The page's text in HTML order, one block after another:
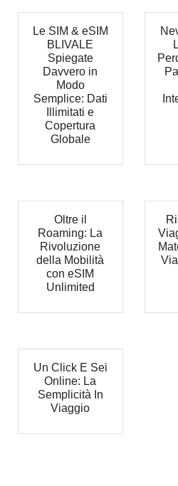
Le SIM & eSIM
BLIVALE
Spiegate
Davvero in
Modo
Semplice: Dati
Illimitati e
Copertura
Globale
Oltre il
Roaming: La
Rivoluzione
della Mobilità
con eSIM
Unlimited
Un Click E Sei
Online: La
Semplicità In
Viaggio